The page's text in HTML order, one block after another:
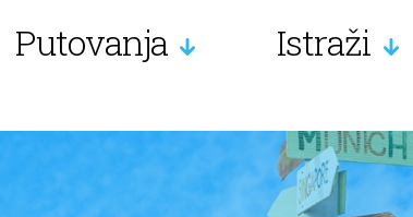
Putovanja Istraži